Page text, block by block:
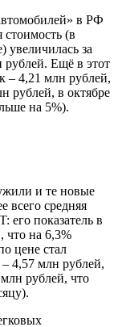
в РФ
стоимость (в
увеличилась за
Ещё в этот
– 4,21 млн рублей,
рублей, в октябре
на 5%).
и те новые
всего средняя
его показатель в
что на 6,3%
цене стал
– 4,57 млн рублей,
рублей, что